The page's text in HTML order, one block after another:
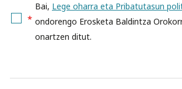
*
Bai, Lege oharra eta Pribatutasun
ondorengo Erosketa Baldintza
onartzen ditut.